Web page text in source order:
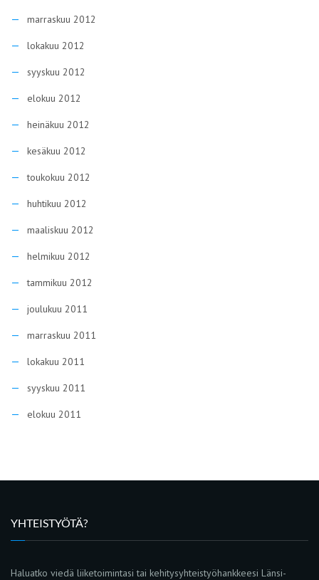
marraskuu 2012
lokakuu 2012
syyskuu 2012
elokuu 2012
heinäkuu 2012
kesäkuu 2012
toukokuu 2012
huhtikuu 2012
maaliskuu 2012
helmikuu 2012
tammikuu 2012
joulukuu 2011
marraskuu 2011
lokakuu 2011
syyskuu 2011
elokuu 2011
YHTEISTYÖTÄ?
Haluatko viedä liiketoimintasi tai kehitysyhteistyöhankkeesi Länsi-